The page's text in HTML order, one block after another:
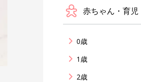
赤ちゃん・育児
0歳
1歳
2歳